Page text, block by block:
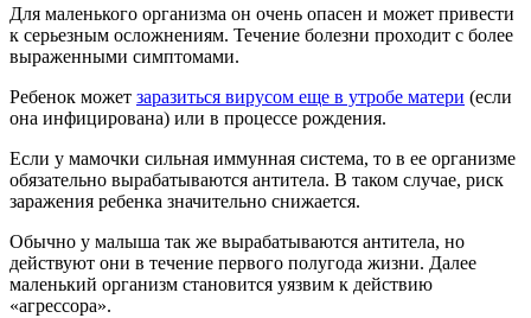
Для маленького организма он очень опасен и может привести
к серьезным осложнениям. Течение болезни проходит с более
выраженными симптомами.
Ребенок может заразиться вирусом еще в утробе матери (если
она инфицирована) или в процессе рождения.
Если у мамочки сильная иммунная система, то в ее организме
обязательно вырабатываются антитела. В таком случае, риск
заражения ребенка значительно снижается.
Обычно у малыша так же вырабатываются антитела, но
действуют они в течение первого полугода жизни. Далее
маленький организм становится уязвим к действию
«агрессора».